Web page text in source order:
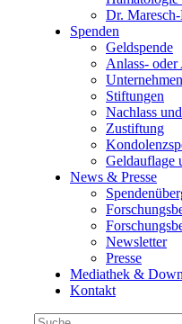
Dr.
Spenden
Geldspende
Anlass- oder
Unternehmen
Stiftungen
Nachlass
Zustiftung
Geldauflage
News & Presse
Newsletter
Presse
Mediathek &
Kontakt